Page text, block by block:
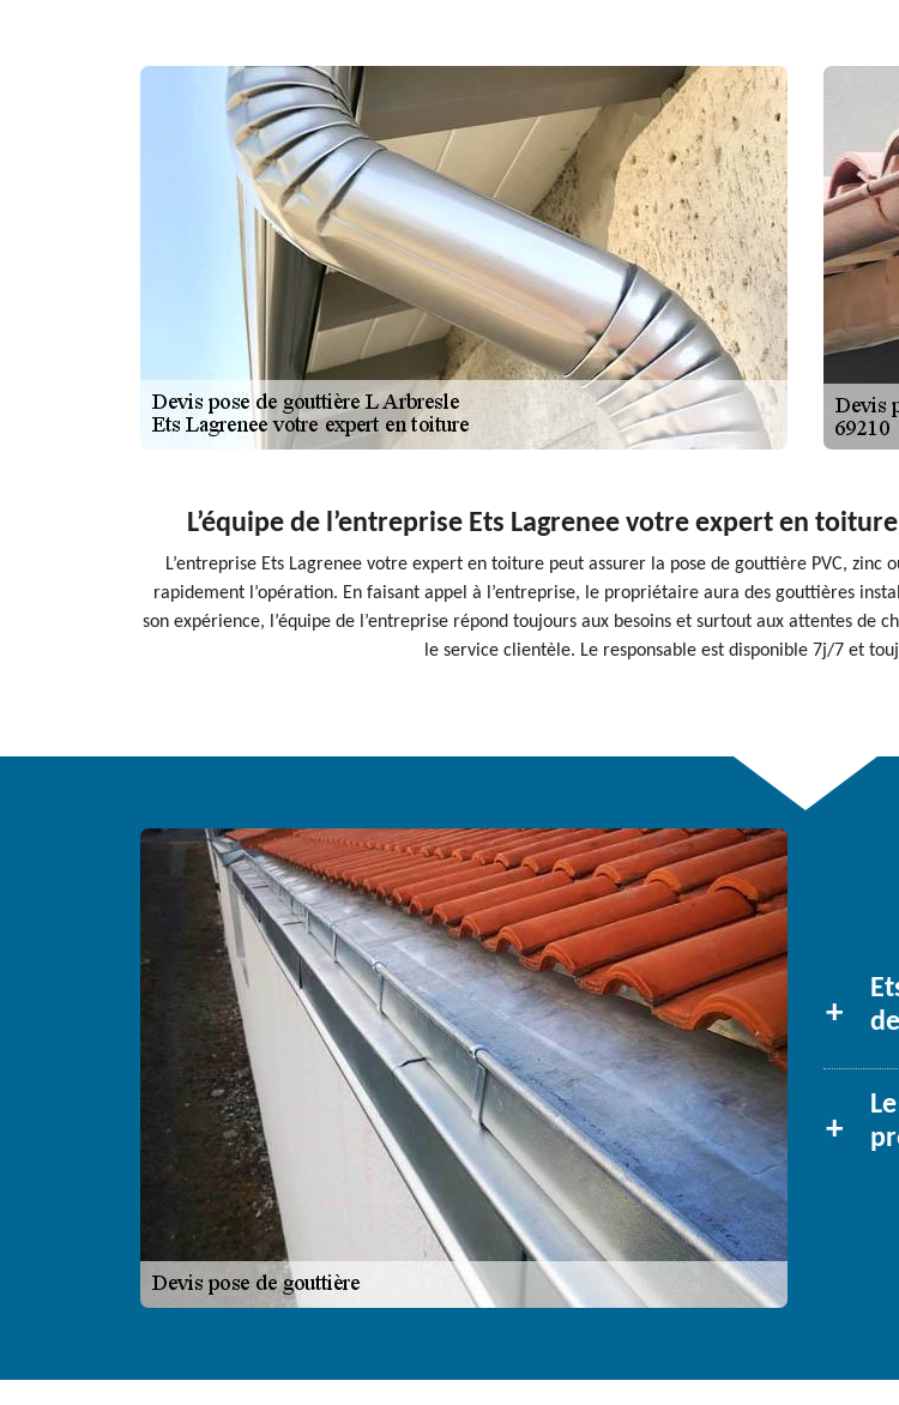
L’équipe de l’entreprise Ets Lagrenee votre expert en
L’entreprise Ets Lagrenee votre expert en toiture peut assurer la pose de gouttière PVC,
rapidement l’opération. En faisant appel à l’entreprise, le propriétaire aura des gouttières
son expérience, l’équipe de l’entreprise répond toujours aux besoins et surtout aux attentes de
le service clientèle. Le responsable est disponible 7j/7 et